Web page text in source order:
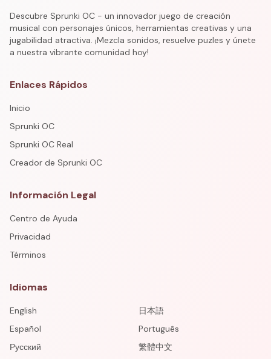
Descubre Sprunki OC - un innovador juego de creación
musical con personajes únicos, herramientas creativas y una
jugabilidad atractiva. ¡Mezcla sonidos, resuelve puzles y únete
a nuestra vibrante comunidad hoy!
Enlaces Rápidos
Inicio
Sprunki OC
Sprunki OC Real
Creador de Sprunki OC
Información Legal
Centro de Ayuda
Privacidad
Términos
Idiomas
English
日本語
Español
Português
Русский
繁體中文